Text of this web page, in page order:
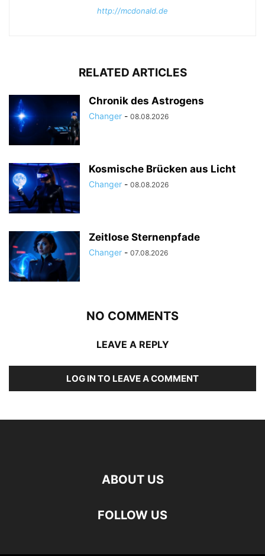
http://mcdonald.de
RELATED ARTICLES
Chronik des Astrogens
Changer - 08.08.2026
Kosmische Brücken aus Licht
Changer - 08.08.2026
Zeitlose Sternenpfade
Changer - 07.08.2026
NO COMMENTS
LEAVE A REPLY
LOG IN TO LEAVE A COMMENT
ABOUT US
FOLLOW US